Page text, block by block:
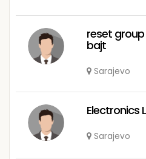
reset group
bajt
Sarajevo
Electronics
Sarajevo